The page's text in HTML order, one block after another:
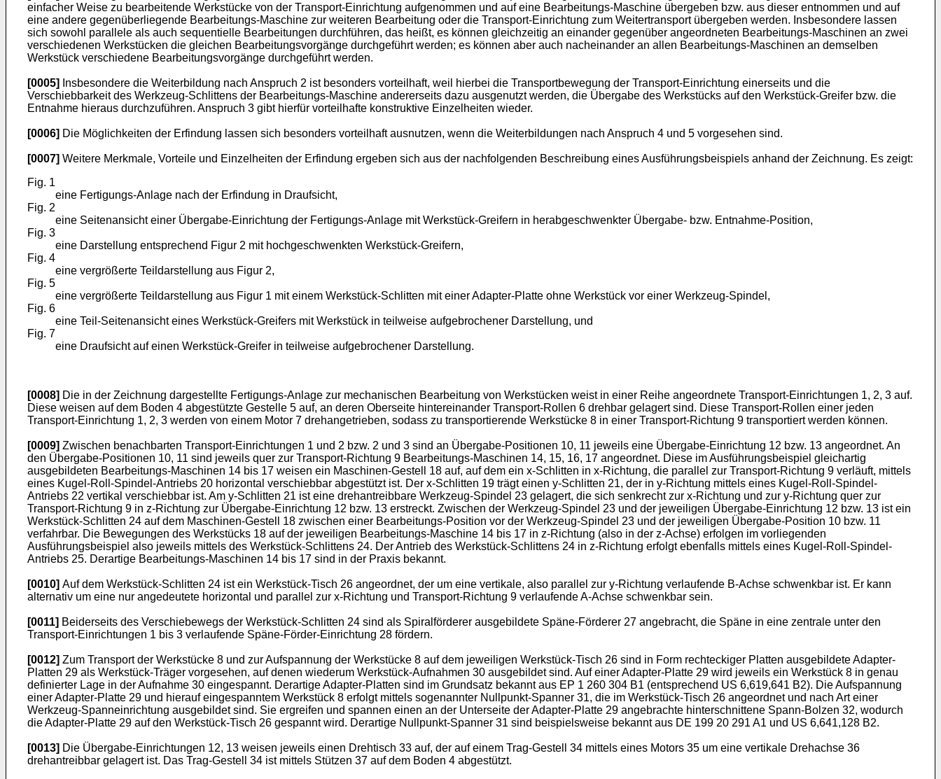
einfacher Weise zu bearbeitende Werkstücke von der Transport-Einrichtung aufgenommen und auf eine Bearbeitungs-Maschine übergeben bzw. aus dieser entnommen und auf
eine andere gegenüberliegende Bearbeitungs-Maschine zur weiteren Bearbeitung oder die Transport-Einrichtung zum Weitertransport übergeben werden. Insbesondere lassen
sich sowohl parallele als auch sequentielle Bearbeitungen durchführen, das heißt, es können gleichzeitig an einander gegenüber angeordneten Bearbeitungs-Maschinen an zwei
verschiedenen Werkstücken die gleichen Bearbeitungsvorgänge durchgeführt werden; es können aber auch nacheinander an allen Bearbeitungs-Maschinen an demselben
Werkstück verschiedene Bearbeitungsvorgänge durchgeführt werden.
[0005]
Insbesondere die Weiterbildung nach Anspruch 2 ist besonders vorteilhaft, weil hierbei die Transportbewegung der Transport-Einrichtung einerseits und die
Verschiebbarkeit des Werkzeug-Schlittens der Bearbeitungs-Maschine andererseits dazu ausgenutzt werden, die Übergabe des Werkstücks auf den Werkstück-Greifer bzw. die
Entnahme hieraus durchzuführen. Anspruch 3 gibt hierfür vorteilhafte konstruktive Einzelheiten wieder.
[0006] Die Möglichkeiten der Erfindung lassen sich besonders vorteilhaft ausnutzen, wenn die Weiterbildungen nach Anspruch 4 und 5 vorgesehen sind.
[0007] Weitere Merkmale, Vorteile und Einzelheiten der Erfindung ergeben sich aus der nachfolgenden Beschreibung eines Ausführungsbeispiels anhand der Zeichnung. Es zeigt:
Fig. 1
eine Fertigungs-Anlage nach der Erfindung in Draufsicht,
Fig. 2
eine Seitenansicht einer Übergabe-Einrichtung der Fertigungs-Anlage mit Werkstück-Greifern in herabgeschwenkter Übergabe- bzw. Entnahme-Position,
Fig. 3
eine Darstellung entsprechend Figur 2 mit hochgeschwenkten Werkstück-Greifern,
Fig. 4
eine vergrößerte Teildarstellung aus Figur 2,
Fig. 5
eine vergrößerte Teildarstellung aus Figur 1 mit einem Werkstück-Schlitten mit einer Adapter-Platte ohne Werkstück vor einer Werkzeug-Spindel,
Fig. 6
eine Teil-Seitenansicht eines Werkstück-Greifers mit Werkstück in teilweise aufgebrochener Darstellung, und
Fig. 7
eine Draufsicht auf einen Werkstück-Greifer in teilweise aufgebrochener Darstellung.
[0008] Die in der Zeichnung dargestellte Fertigungs-Anlage zur mechanischen Bearbeitung von Werkstücken weist in einer Reihe angeordnete Transport-Einrichtungen 1, 2, 3 auf.
Diese weisen auf dem Boden 4 abgestützte Gestelle 5 auf, an deren Oberseite hintereinander Transport-Rollen 6 drehbar gelagert sind. Diese Transport-Rollen einer jeden
Transport-Einrichtung 1, 2, 3 werden von einem Motor 7 drehangetrieben, sodass zu transportierende Werkstücke 8 in einer Transport-Richtung 9 transportiert werden können.
[0009] Zwischen benachbarten Transport-Einrichtungen 1 und 2 bzw. 2 und 3 sind an Übergabe-Positionen 10, 11 jeweils eine Übergabe-Einrichtung 12 bzw. 13 angeordnet. An
den Übergabe-Positionen 10, 11 sind jeweils quer zur Transport-Richtung 9 Bearbeitungs-Maschinen 14, 15, 16, 17 angeordnet. Diese im Ausführungsbeispiel gleichartig
ausgebildeten Bearbeitungs-Maschinen 14 bis 17 weisen ein Maschinen-Gestell 18 auf, auf dem ein x-Schlitten in x-Richtung, die parallel zur Transport-Richtung 9 verläuft, mittels
eines Kugel-Roll-Spindel-Antriebs 20 horizontal verschiebbar abgestützt ist. Der x-Schlitten 19 trägt einen y-Schlitten 21, der in y-Richtung mittels eines Kugel-Roll-Spindel-
Antriebs 22 vertikal verschiebbar ist. Am y-Schlitten 21 ist eine drehantreibbare Werkzeug-Spindel 23 gelagert, die sich senkrecht zur x-Richtung und zur y-Richtung quer zur
Transport-Richtung 9 in z-Richtung zur Übergabe-Einrichtung 12 bzw. 13 erstreckt. Zwischen der Werkzeug-Spindel 23 und der jeweiligen Übergabe-Einrichtung 12 bzw. 13 ist ein
Werkstück-Schlitten 24 auf dem Maschinen-Gestell 18 zwischen einer Bearbeitungs-Position vor der Werkzeug-Spindel 23 und der jeweiligen Übergabe-Position 10 bzw. 11
verfahrbar. Die Bewegungen des Werkstücks 18 auf der jeweiligen Bearbeitungs-Maschine 14 bis 17 in z-Richtung (also in der z-Achse) erfolgen im vorliegenden
Ausführungsbeispiel also jeweils mittels des Werkstück-Schlittens 24. Der Antrieb des Werkstück-Schlittens 24 in z-Richtung erfolgt ebenfalls mittels eines Kugel-Roll-Spindel-
Antriebs 25. Derartige Bearbeitungs-Maschinen 14 bis 17 sind in der Praxis bekannt.
[0010] Auf dem Werkstück-Schlitten 24 ist ein Werkstück-Tisch 26 angeordnet, der um eine vertikale, also parallel zur y-Richtung verlaufende B-Achse schwenkbar ist. Er kann
alternativ um eine nur angedeutete horizontal und parallel zur x-Richtung und Transport-Richtung 9 verlaufende A-Achse schwenkbar sein.
[0011] Beiderseits des Verschiebewegs der Werkstück-Schlitten 24 sind als Spiralförderer ausgebildete Späne-Förderer 27 angebracht, die Späne in eine zentrale unter den
Transport-Einrichtungen 1 bis 3 verlaufende Späne-Förder-Einrichtung 28 fördern.
[0012] Zum Transport der Werkstücke 8 und zur Aufspannung der Werkstücke 8 auf dem jeweiligen Werkstück-Tisch 26 sind in Form rechteckiger Platten ausgebildete Adapter-
Platten 29 als Werkstück-Träger vorgesehen, auf denen wiederum Werkstück-Aufnahmen 30 ausgebildet sind. Auf einer Adapter-Platte 29 wird jeweils ein Werkstück 8 in genau
definierter Lage in der Aufnahme 30 eingespannt. Derartige Adapter-Platten sind im Grundsatz bekannt aus EP 1 260 304 B1 (entsprechend US 6,619,641 B2). Die Aufspannung
einer Adapter-Platte 29 und hierauf eingespanntem Werkstück 8 erfolgt mittels sogenannter Nullpunkt-Spanner 31, die im Werkstück-Tisch 26 angeordnet und nach Art einer
Werkzeug-Spanneinrichtung ausgebildet sind. Sie ergreifen und spannen einen an der Unterseite der Adapter-Platte 29 angebrachte hinterschnittene Spann-Bolzen 32, wodurch
die Adapter-Platte 29 auf den Werkstück-Tisch 26 gespannt wird. Derartige Nullpunkt-Spanner 31 sind beispielsweise bekannt aus DE 199 20 291 A1 und US 6,641,128 B2.
[0013] Die Übergabe-Einrichtungen 12, 13 weisen jeweils einen Drehtisch 33 auf, der auf einem Trag-Gestell 34 mittels eines Motors 35 um eine vertikale Drehachse 36
drehantreibbar gelagert ist. Das Trag-Gestell 34 ist mittels Stützen 37 auf dem Boden 4 abgestützt.